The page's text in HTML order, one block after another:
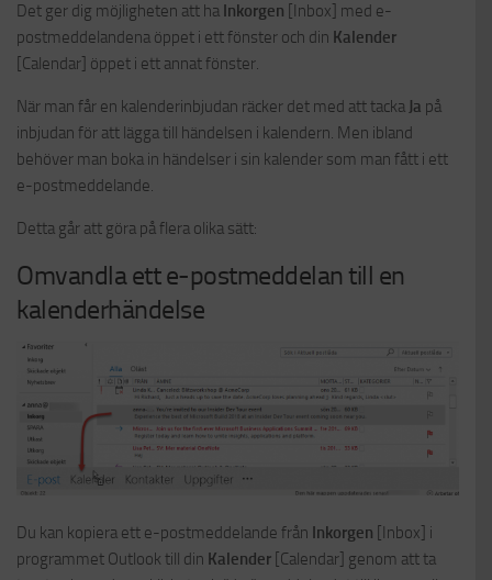
Det ger dig möjligheten att ha Inkorgen [Inbox] med e-
postmeddelandena öppet i ett fönster och din Kalender
[Calendar] öppet i ett annat fönster.
När man får en kalenderinbjudan räcker det med att tacka Ja på
inbjudan för att lägga till händelsen i kalendern. Men ibland
behöver man boka in händelser i sin kalender som man fått i ett
e-postmeddelande.
Detta går att göra på flera olika sätt:
Omvandla ett e-postmeddelan till en
kalenderhändelse
Du kan kopiera ett e-postmeddelande från Inkorgen [Inbox] i
programmet Outlook till din Kalender [Calendar] genom att ta